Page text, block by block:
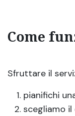
Come
Sfruttare il
pianifichi
scegliamo